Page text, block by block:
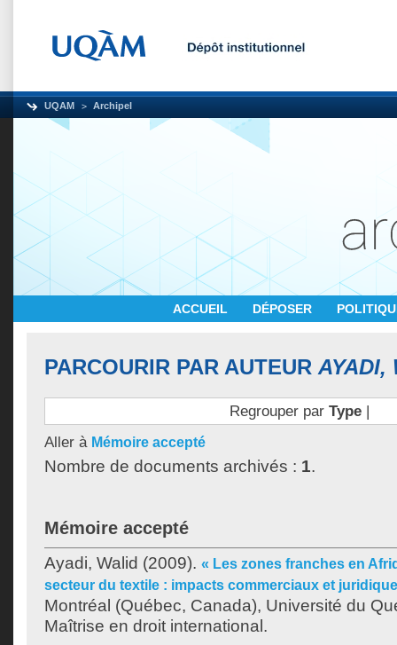
UQAM Archipel
ACCUEIL DÉPOSER
PARCOURIR PAR AUTEUR AYADI,
Regrouper par Type|
Aller à Mémoire accepté
Nombre de documents archivés : 1.
Mémoire accepté
Ayadi, Walid (2009). « Les zones franches en
secteur du textile : impacts commerciaux et
Montréal (Québec, Canada), Université du
Maîtrise en droit international.